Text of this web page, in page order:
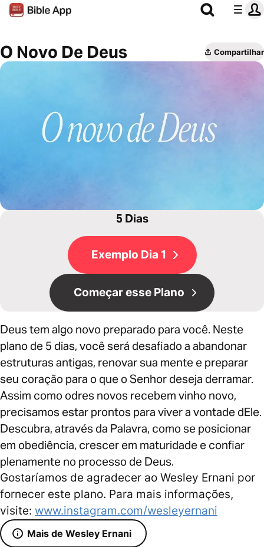
O Novo De Deus Compartilhar
5 Dias
Exemplo Dia 1
Começar esse Plano
Deus tem algo novo preparado para você. Neste
plano de 5 dias, você será desafiado a abandonar
estruturas antigas, renovar sua mente e preparar
seu coração para o que o Senhor deseja derramar.
Assim como odres novos recebem vinho novo,
precisamos estar prontos para viver a vontade dEle.
Descubra, através da Palavra, como se posicionar
em obediência, crescer em maturidade e confiar
plenamente no processo de Deus.
Gostaríamos de agradecer ao Wesley Ernani por
fornecer este plano. Para mais informações,
visite: www.instagram.com/wesleyernani
Mais de Wesley Ernani